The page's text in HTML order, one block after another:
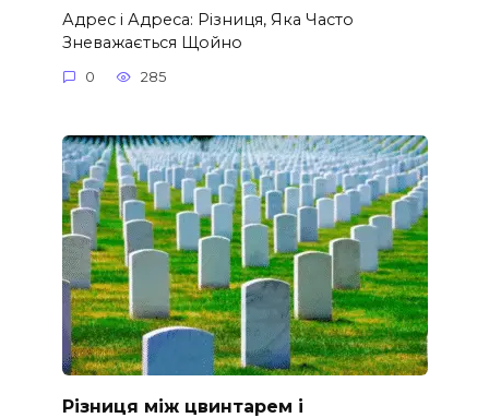
Адрес і Адреса: Різниця, Яка Часто
Зневажається Щойно
0 285
Різниця між цвинтарем і